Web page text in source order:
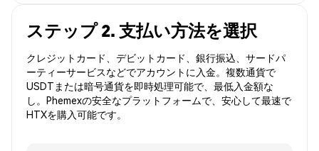
ステップ 2. 支払い方法を選択
クレジットカード、デビットカード、銀行振込、サードパ
ーティーサービスなどでアカウントに入金。複数通貨で
USDTまたは暗号通貨を即時処理可能で、最低入金額な
し。Phemexの安全なプラットフォームで、安心して最速で
HTXを購入可能です。